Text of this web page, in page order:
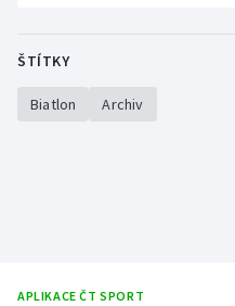
ŠTÍTKY
Biatlon Archiv
APLIKACE ČT SPORT